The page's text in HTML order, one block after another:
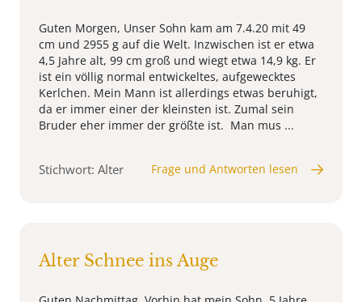
Guten Morgen, Unser Sohn kam am 7.4.20 mit 49
cm und 2955 g auf die Welt. Inzwischen ist er etwa
4,5 Jahre alt, 99 cm groß und wiegt etwa 14,9 kg. Er
ist ein völlig normal entwickeltes, aufgewecktes
Kerlchen. Mein Mann ist allerdings etwas beruhigt,
da er immer einer der kleinsten ist. Zumal sein
Bruder eher immer der größte ist. Man mus ...
Stichwort: Alter Frage und Antworten lesen
Alter Schnee ins Auge